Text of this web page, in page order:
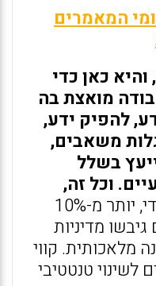
המאמרים
כאן כדי
מואצת בה
להפיק ידע,
משאבים,
בשלל
וכל זה,
לא בכדי, יותר מ-10%
מדיניות
מלאכותית. קווי
לשינוי טנטטיבי